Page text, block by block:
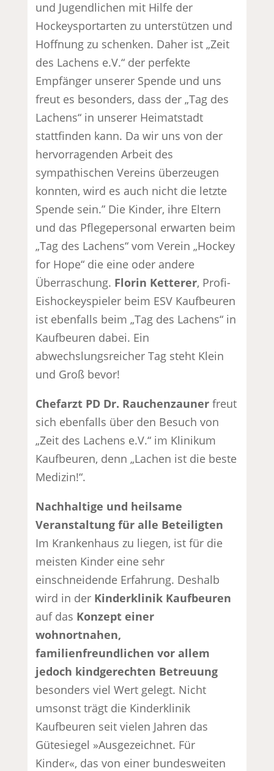
und Jugendlichen mit Hilfe der
Hockeysportarten zu unterstützen und
Hoffnung zu schenken. Daher ist „Zeit
des Lachens e.V.“ der perfekte
Empfänger unserer Spende und uns
freut es besonders, dass der „Tag des
Lachens“ in unserer Heimatstadt
stattfinden kann. Da wir uns von der
hervorragenden Arbeit des
sympathischen Vereins überzeugen
konnten, wird es auch nicht die letzte
Spende sein.” Die Kinder, ihre Eltern
und das Pflegepersonal erwarten beim
„Tag des Lachens“ vom Verein „Hockey
for Hope“ die eine oder andere
Überraschung. Florin Ketterer, Profi-
Eishockeyspieler beim ESV Kaufbeuren
ist ebenfalls beim „Tag des Lachens“ in
Kaufbeuren dabei. Ein
abwechslungsreicher Tag steht Klein
und Groß bevor!
Chefarzt PD Dr. Rauchenzauner freut
sich ebenfalls über den Besuch von
„Zeit des Lachens e.V.“ im Klinikum
Kaufbeuren, denn „Lachen ist die beste
Medizin!“.
Nachhaltige und heilsame
Veranstaltung für alle Beteiligten
Im Krankenhaus zu liegen, ist für die
meisten Kinder eine sehr
einschneidende Erfahrung. Deshalb
wird in der Kinderklinik Kaufbeuren
auf das Konzept einer
wohnortnahen,
familienfreundlichen vor allem
jedoch kindgerechten Betreuung
besonders viel Wert gelegt. Nicht
umsonst trägt die Kinderklinik
Kaufbeuren seit vielen Jahren das
Gütesiegel »Ausgezeichnet. Für
Kinder«, das von einer bundesweiten